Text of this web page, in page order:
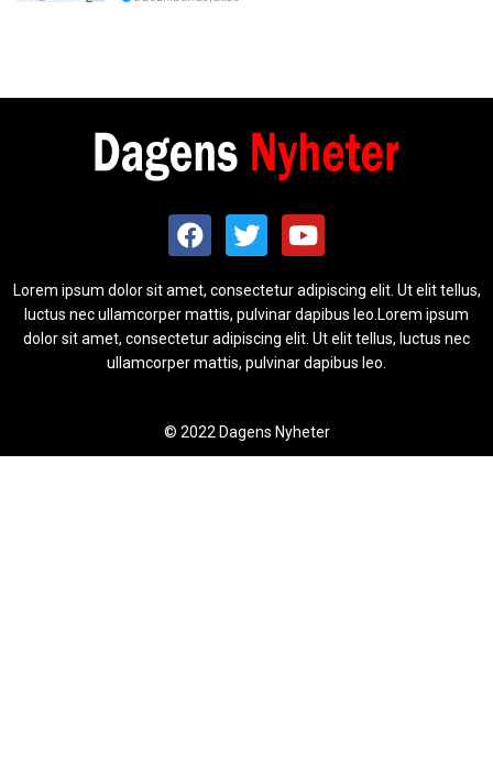
Lorem ipsum dolor sit amet, consectetur adipiscing elit. Ut elit tellus,
luctus nec ullamcorper mattis, pulvinar dapibus leo.Lorem ipsum
dolor sit amet, consectetur adipiscing elit. Ut elit tellus, luctus nec
ullamcorper mattis, pulvinar dapibus leo.
© 2022 Dagens Nyheter